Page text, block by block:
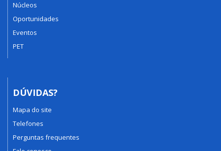
Núcleos
Oportunidades
Eventos
PET
DÚVIDAS?
Mapa do site
Telefones
Perguntas frequentes